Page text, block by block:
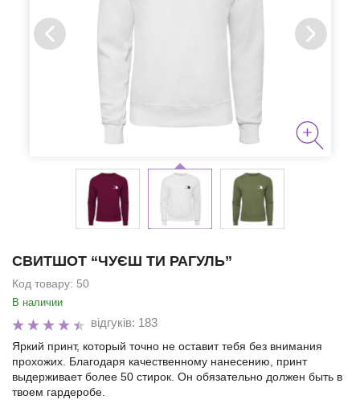
СВИТШОТ “ЧУЄШ ТИ РАГУЛЬ”
Код товару: 50
В наличии
відгуків: 183
Яркий принт, который точно не оставит тебя без внимания
прохожих. Благодаря качественному нанесению, принт
выдерживает более 50 стирок. Он обязательно должен быть в
твоем гардеробе.